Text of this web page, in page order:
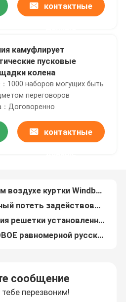
панцырь
контактные
камуфлирует
пусковые
колена
：1000 наборов могущих быть
переговоров
：Договоренно
контактные
Закамуфлируйте плюш водоустойчивого военного боя равномерный многофункциональный
Breathable
Ботинки спорт PU резиновые Midsole водоустойчивые прокалывают доказательство для пешего туризма
38-46 военный пеший туризм на открытом воздухе спорта ЕВА Outsole кожаных ботинок
сообщение
перезвоним!